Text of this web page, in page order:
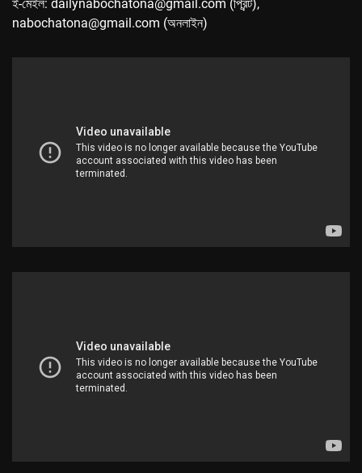
ই-মেইল: dailynabochatona@gmail.com (প্রিন্ট),
nabochatona@gmail.com (অনলাইন)